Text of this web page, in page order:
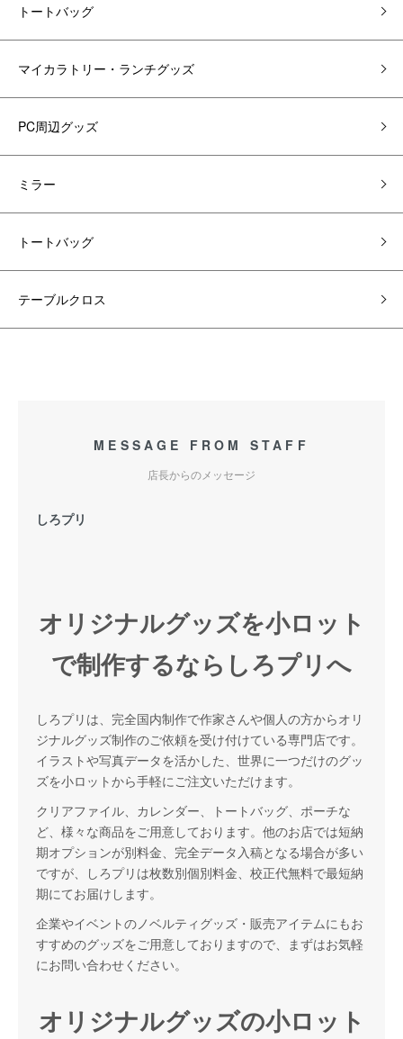
トートバッグ
マイカラトリー・ランチグッズ
PC周辺グッズ
ミラー
トートバッグ
テーブルクロス
MESSAGE FROM STAFF
店長からのメッセージ
しろプリ
オリジナルグッズを小ロット
で制作するならしろプリへ
しろプリは、完全国内制作で作家さんや個人の方からオリ
ジナルグッズ制作のご依頼を受け付けている専門店です。
イラストや写真データを活かした、世界に一つだけのグッ
ズを小ロットから手軽にご注文いただけます。
クリアファイル、カレンダー、トートバッグ、ポーチな
ど、様々な商品をご用意しております。他のお店では短納
期オプションが別料金、完全データ入稿となる場合が多い
ですが、しろプリは枚数別個別料金、校正代無料で最短納
期にてお届けします。
企業やイベントのノベルティグッズ・販売アイテムにもお
すすめのグッズをご用意しておりますので、まずはお気軽
にお問い合わせください。
オリジナルグッズの小ロット